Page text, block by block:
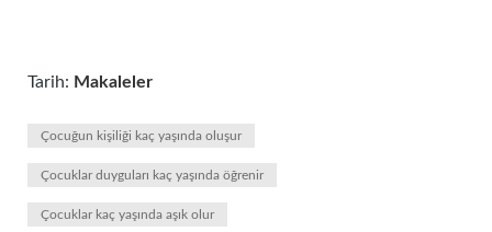
Tarih: Makaleler
Çocuğun kişiliği kaç yaşında oluşur
Çocuklar duyguları kaç yaşında öğrenir
Çocuklar kaç yaşında aşık olur